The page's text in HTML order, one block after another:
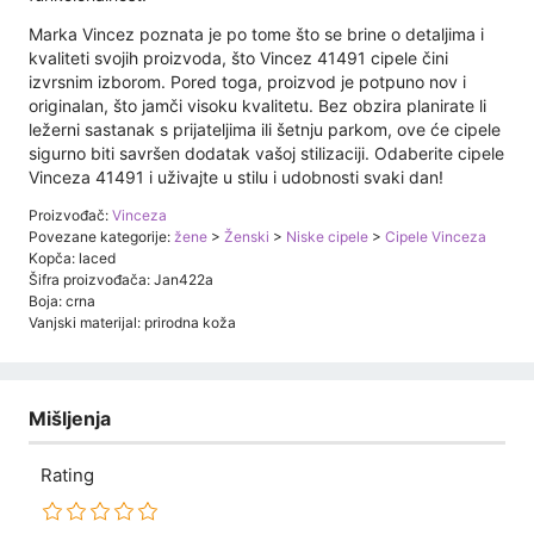
Marka Vincez poznata je po tome što se brine o detaljima i
kvaliteti svojih proizvoda, što Vincez 41491 cipele čini
izvrsnim izborom. Pored toga, proizvod je potpuno nov i
originalan, što jamči visoku kvalitetu. Bez obzira planirate li
ležerni sastanak s prijateljima ili šetnju parkom, ove će cipele
sigurno biti savršen dodatak vašoj stilizaciji. Odaberite cipele
Vinceza 41491 i uživajte u stilu i udobnosti svaki dan!
Proizvođač: Vinceza
Povezane kategorije: žene > Ženski > Niske cipele > Cipele Vinceza
Kopča: laced
Šifra proizvođača: Jan422a
Boja: crna
Vanjski materijal: prirodna koža
Mišljenja
Rating